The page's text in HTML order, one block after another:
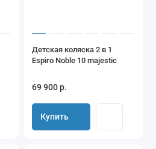
Детская коляска 2 в 1
Espiro Noble 10 majestic
69 900 р.
Купить